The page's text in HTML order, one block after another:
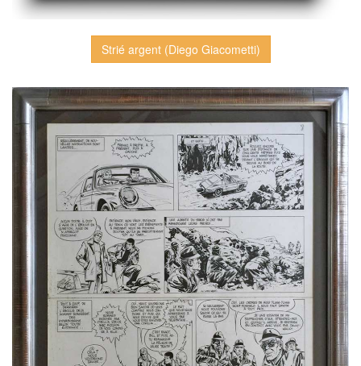
Strié argent (Diego Giacometti)